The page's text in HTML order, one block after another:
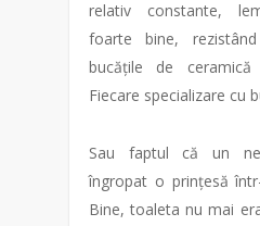
relativ constante,
foarte bine,
bucățile de
Fiecare specializare cu
Sau faptul că un
îngropat o prințesă
Bine, toaleta nu mai